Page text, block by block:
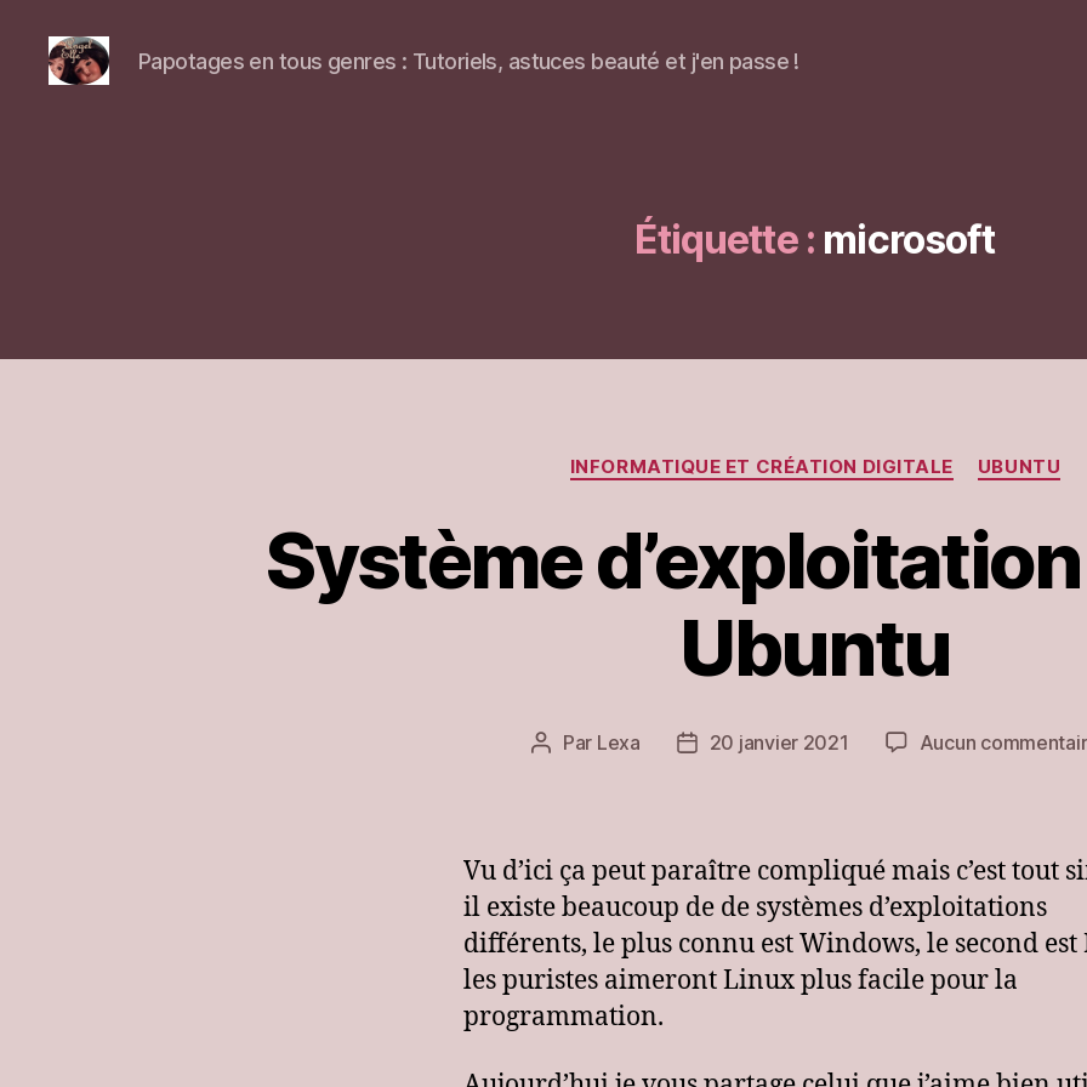
Papotages en tous genres : Tutoriels, astuces beauté et j'en passe !
Étiquette : microsoft
Catégories
INFORMATIQUE ET CRÉATION DIGITALE UBUNTU
Système
Ubuntu
Auteur
Par Lexa
Date20 janvier 2021 Aucun
Vu d’ici ça peut paraître compliqué mais c’est tout
il existe beaucoup de de systèmes d’exploitations
différents, le plus connu est Windows, le second est
les puristes aimeront Linux plus facile pour la
programmation.